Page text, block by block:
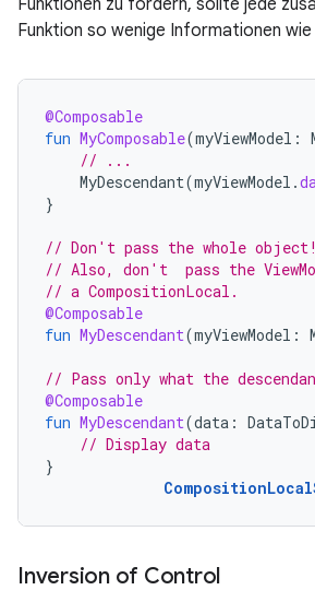
Funktionen zu fördern, sollte jede
Funktion so wenige Informationen
@Composable
fun MyComposable(myViewModel :
// ...
MyDescendant(myViewModel .
}
// Don't pass the whole
// Also, don't  pass the
// a CompositionLocal.
@Composable
fun MyDescendant(myViewModel :
// Pass only what the
@Composable
fun MyDescendant(data :
// Display data
}
Inversion of Control